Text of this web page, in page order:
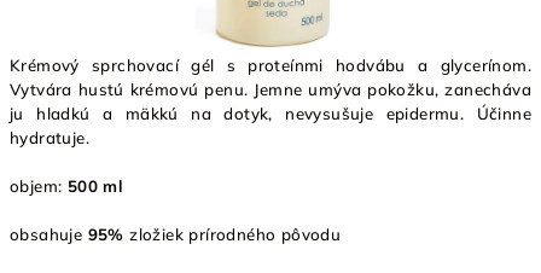
Krémový sprchovací gél s proteínmi hodvábu a glycerínom.
Vytvára hustú krémovú penu. Jemne umýva pokožku, zanecháva
ju hladkú a mäkkú na dotyk, nevysušuje epidermu. Účinne
hydratuje.
objem: 500 ml
obsahuje 95% zložiek prírodného pôvodu